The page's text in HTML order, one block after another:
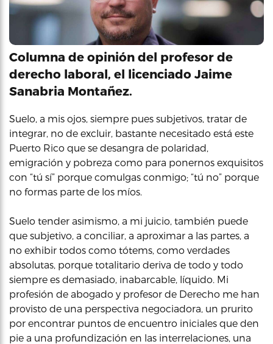
Columna de opinión del profesor de
derecho laboral, el licenciado Jaime
Sanabria Montañez.
Suelo, a mis ojos, siempre pues subjetivos, tratar de
integrar, no de excluir, bastante necesitado está este
Puerto Rico que se desangra de polaridad,
emigración y pobreza como para ponernos exquisitos
con “tú sí” porque comulgas conmigo; “tú no” porque
no formas parte de los míos.
Suelo tender asimismo, a mi juicio, también puede
que subjetivo, a conciliar, a aproximar a las partes, a
no exhibir todos como tótems, como verdades
absolutas, porque totalitario deriva de todo y todo
siempre es demasiado, inabarcable, líquido. Mi
profesión de abogado y profesor de Derecho me han
provisto de una perspectiva negociadora, un prurito
por encontrar puntos de encuentro iniciales que den
pie a una profundización en las interrelaciones, una